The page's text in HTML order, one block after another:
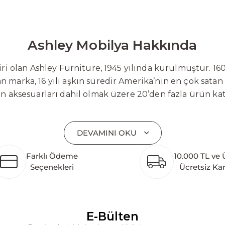
Ashley Mobilya Hakkında
Ashley Furniture, 1945 yılında kurulmuştur.
marka, 16 yılı aşkın süredir Amerika’nın en çok
aksesuarları dahil olmak üzere 20’den fazla ürün
bir pazar payına ulaşmıştır. Marka; sadece
temel yaklaşım olarak benimsemektedir.
tesisinin altyapısı tamamlanmıştır. Ashley
pazarlarına hizmet vermektir. Dünya genelinde 7
katkı açısından önemli bir değer yaratmaktadır.
sunar. Teknoloji ve mağazacılığı bir araya
DEVAMINI OKU
Farklı Ödeme
Seçenekleri
10.000 TL ve
Ücretsiz
E-Bülten